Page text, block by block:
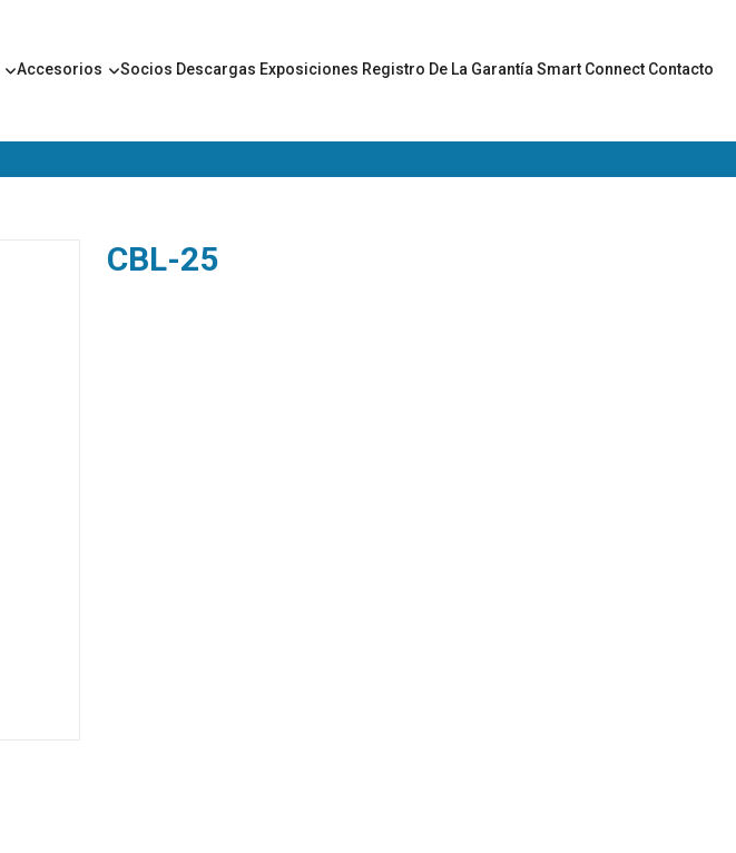
Accesorios Socios Descargas Exposiciones Registro De La Garantía Smart Connect Contacto
CBL-25